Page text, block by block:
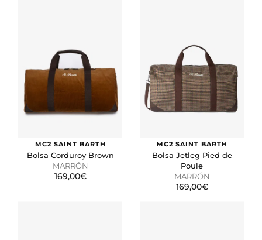
MC2 SAINT BARTH
Bolsa Corduroy Brown
MARRÓN
169,00€
MC2 SAINT BARTH
Bolsa Jetleg Pied de
Poule
MARRÓN
169,00€